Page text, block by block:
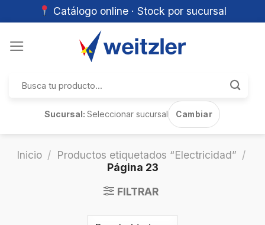
Catálogo online · Stock por sucursal
por:
Sucursal:Seleccionar sucursal Cambiar
Inicio / Productos etiquetados “Electricidad” /
Página 23
FILTRAR